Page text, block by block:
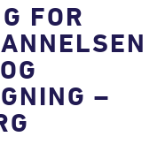
FOR
–